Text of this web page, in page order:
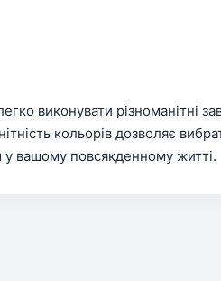
виконувати різноманітні
кольорів дозволяє
у вашому повсякденному житті.